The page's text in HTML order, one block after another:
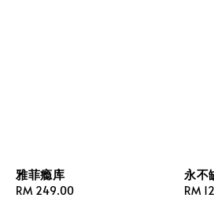
雅菲瘾库
Regular
RM 249.00
永不
RM